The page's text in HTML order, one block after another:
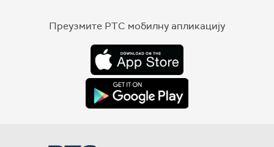
Преузмите РТС мобилну апликацију